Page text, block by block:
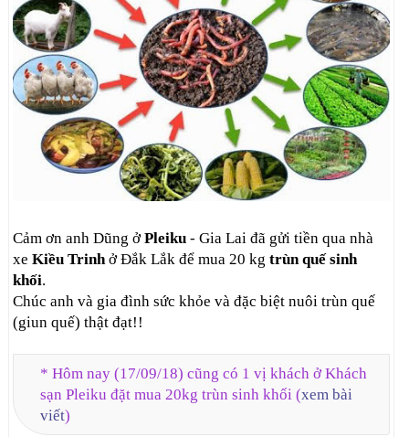
Cảm ơn anh Dũng ởPleiku - Gia Lai đã gửi tiền qua nhà
xeKiều Trinh ở Đắk Lắk để mua 20 kgtrùn quế sinh
khối.
Chúc anh và gia đình sức khỏe và đặc biệt nuôi trùn quế
(giun quế) thật đạt!!
* Hôm nay (17/09/18) cũng có 1 vị khách ở Khách
sạn Pleiku đặt mua 20kg trùn sinh khối (xem bài
viết)